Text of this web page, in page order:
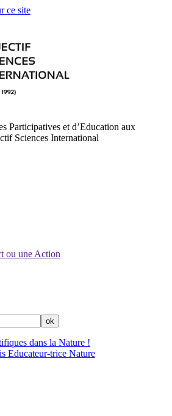
ce site
Participatives et d’Education aux
Sciences International
ou une Action
dans la Nature !
Educateur-trice Nature